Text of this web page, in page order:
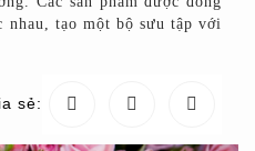
nhau, tạo một bộ sưu tập với
sẻ: